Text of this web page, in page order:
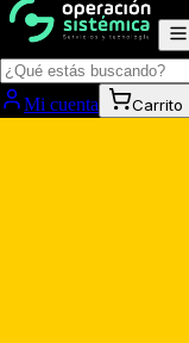
Mi cuenta Carrito